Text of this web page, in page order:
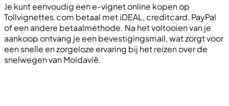
Je kunt eenvoudig een e-vignet online kopen op
Tollvignettes.com betaal met iDEAL, creditcard, PayPal
of een andere betaalmethode. Na het voltooien van je
aankoop ontvang je een bevestigingsmail, wat zorgt voor
een snelle en zorgeloze ervaring bij het reizen over de
snelwegen van Moldavië.